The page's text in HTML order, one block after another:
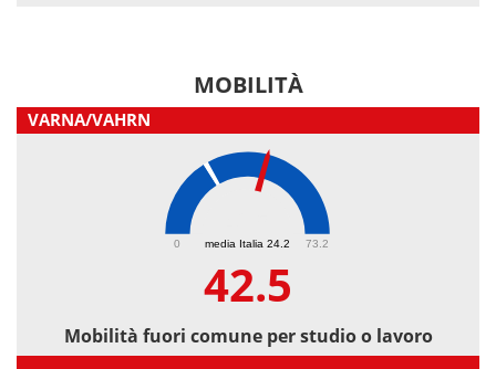
MOBILITÀ
VARNA/VAHRN
media Italia 24.2
0 73.2
42.5
Mobilità fuori comune per studio o lavoro